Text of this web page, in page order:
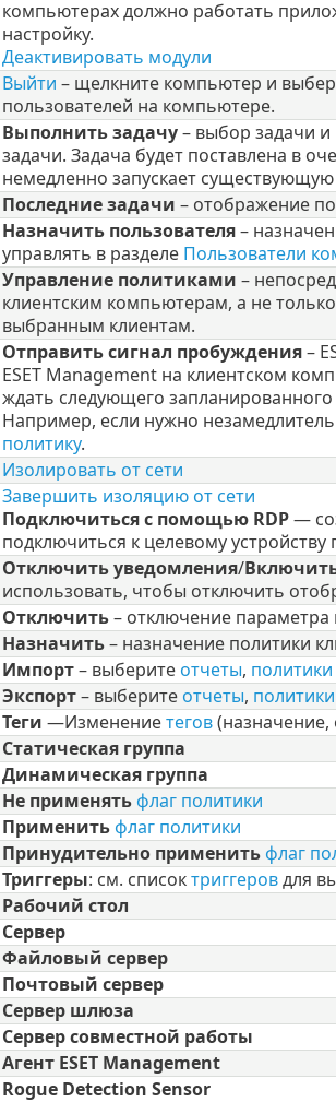
компьютерах должно работать
настройку.
Деактивировать модули
Выйти – щелкните компьютер и
пользователей на компьютере.
Выполнить задачу– выбор задачи и
задачи. Задача будет поставлена в
немедленно запускает существующую
Последние задачи – отображение
Назначить пользователя–
управлять в разделе Пользователи
Управление политиками –
клиентским компьютерам, а не
выбранным клиентам.
Отправить сигнал пробуждения–
ESET Management на клиентском
ждать следующего запланированного
Например, если нужно
политику.
Изолировать от сети
Завершить изоляцию от сети
Подключиться с помощью RDP—
подключиться к целевому
Отключить уведомления/
использовать, чтобы отключить
Отключить– отключение
Назначить– назначение политики
Импорт– выберитеотчеты, политики
Экспорт– выберите отчеты, политики
Теги —Изменениетегов(назначение,
Статическая группа
Динамическая группа
Не применять флаг политики
Применить флаг политики
Принудительно применить флаг
Триггеры: см. списоктриггеровдля
Рабочий стол
Сервер
Файловый сервер
Почтовый сервер
Сервер шлюза
Сервер совместной работы
Агент ESET Management
Rogue Detection Sensor